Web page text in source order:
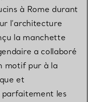
à Rome durant
l’architecture
la manchette
a collaboré
motif pur à la
et
parfaitement les